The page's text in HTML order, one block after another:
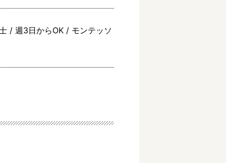
/ 週3日からOK / モンテッソ